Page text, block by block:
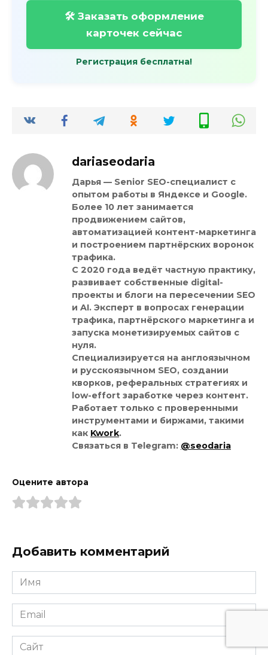
🛠️ Заказать оформление
карточек сейчас
Регистрация бесплатна!
dariaseodaria
Дарья — Senior SEO-специалист с
опытом работы в Яндексе и Google.
Более 10 лет занимается
продвижением сайтов,
автоматизацией контент-маркетинга
и построением партнёрских воронок
трафика.
С 2020 года ведёт частную практику,
развивает собственные digital-
проекты и блоги на пересечении SEO
и AI. Эксперт в вопросах генерации
трафика, партнёрского маркетинга и
запуска монетизируемых сайтов с
нуля.
Специализируется на англоязычном
и русскоязычном SEO, создании
кворков, реферальных стратегиях и
low-effort заработке через контент.
Работает только с проверенными
инструментами и биржами, такими
как Kwork.
Связаться в Telegram: @seodaria
Оцените автора
Добавить комментарий
Имя
*
Email
*
Сайт